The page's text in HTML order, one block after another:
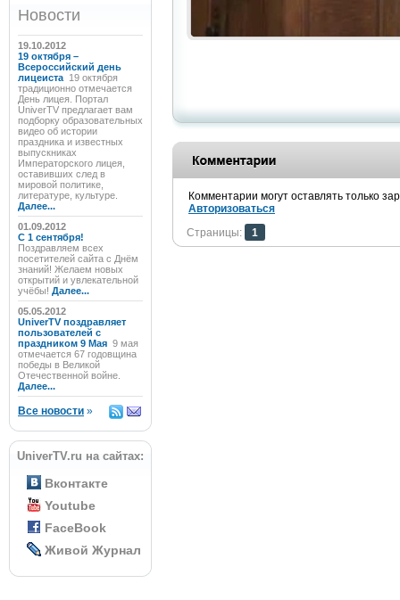
Новости
19.10.2012
19 октября –
Всероссийский день
лицеиста 19 октября
традиционно отмечается
День лицея. Портал
UniverTV предлагает вам
подборку образовательных
видео об истории
праздника и известных
выпускниках
Императорского лицея,
оставивших след в
мировой политике,
литературе, культуре.
Далее...
01.09.2012
C 1 сентября!
Поздравляем всех
посетителей сайта с Днём
знаний! Желаем новых
открытий и увлекательной
учёбы! Далее...
05.05.2012
UniverTV поздравляет
пользователей с
праздником 9 Мая 9 мая
отмечается 67 годовщина
победы в Великой
Отечественной войне.
Далее...
Все новости »
UniverTV.ru на сайтах:
Вконтакте
Youtube
FaceBook
Живой Журнал
Комментарии могут оставлять только
Авторизоваться
Страницы:
1